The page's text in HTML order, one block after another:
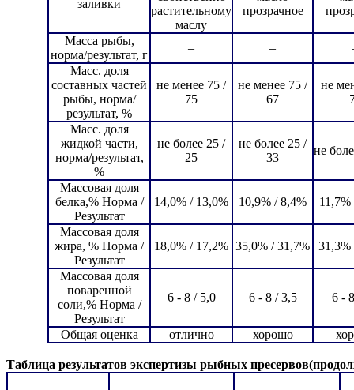
заливки
растительному
маслу
прозрачное
Масса рыбы,
норма/результат, г
– –
Масс. доля
составных частей
рыбы, норма/
результат, %
не менее 75 /
75
не менее 75 /
67
не
Масс. доля
жидкой части,
норма/результат,
%
не более 25 /
25
не более 25 /
33
не
Массовая доля
белка,% Норма /
Результат
14,0% / 13,0% 10,9% / 8,4%
Массовая доля
жира, % Норма /
Результат
18,0% / 17,2% 35,0% / 31,7% 31,3%
Массовая доля
поваренной
соли,% Норма /
Результат
6 - 8 / 5,0 6 - 8 / 3,5 6 -
Общая оценка отлично хорошо
Таблица результатов экспертизы рыбных